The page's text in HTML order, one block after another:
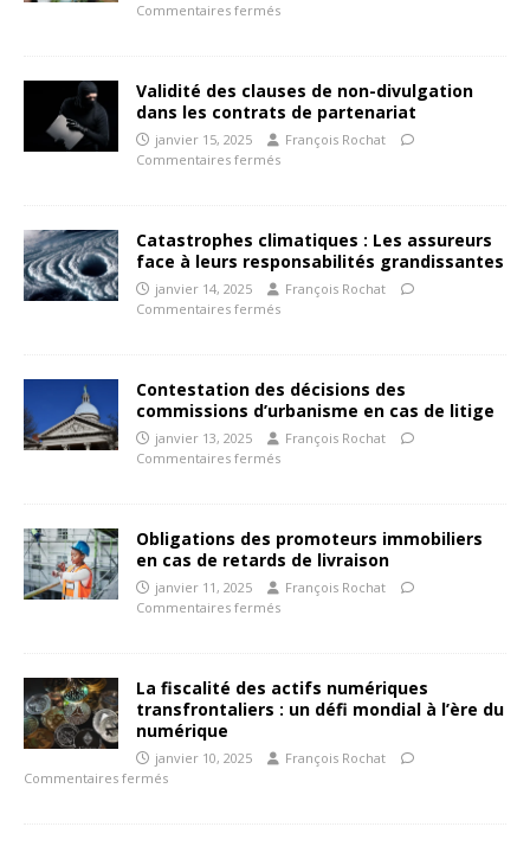
Commentaires fermés
Validité des clauses de non-divulgation
dans les contrats de partenariat
janvier 15, 2025
François Rochat
Commentaires fermés
Catastrophes climatiques : Les assureurs
face à leurs responsabilités grandissantes
janvier 14, 2025
François Rochat
Commentaires fermés
Contestation des décisions des
commissions d’urbanisme en cas de litige
janvier 13, 2025
François Rochat
Commentaires fermés
Obligations des promoteurs immobiliers
en cas de retards de livraison
janvier 11, 2025
François Rochat
Commentaires fermés
La fiscalité des actifs numériques
transfrontaliers : un défi mondial à l’ère du
numérique
janvier 10, 2025
François Rochat
Commentaires fermés